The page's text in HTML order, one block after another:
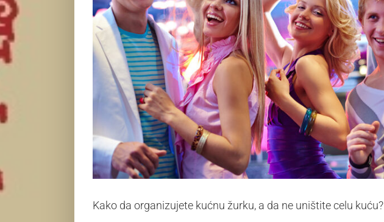
Kako da organizujete kućnu žurku, a da ne uništite celu kuću?